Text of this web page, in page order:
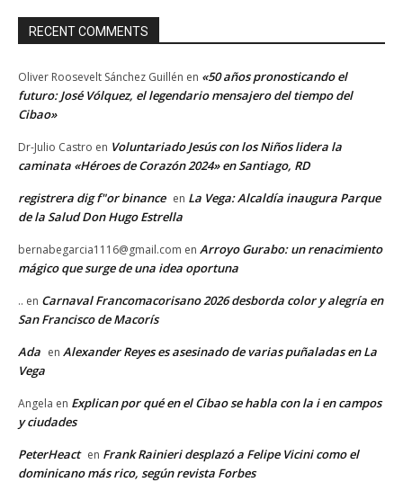
RECENT COMMENTS
Oliver Roosevelt Sánchez Guillén en «50 años pronosticando el
futuro: José Vólquez, el legendario mensajero del tiempo del
Cibao»
Dr-Julio Castro en Voluntariado Jesús con los Niños lidera la
caminata «Héroes de Corazón 2024» en Santiago, RD
registrera dig f"or binance en La Vega: Alcaldía inaugura Parque
de la Salud Don Hugo Estrella
bernabegarcia1116@gmail.com en Arroyo Gurabo: un renacimiento
mágico que surge de una idea oportuna
.. en Carnaval Francomacorisano 2026 desborda color y alegría en
San Francisco de Macorís
Ada en Alexander Reyes es asesinado de varias puñaladas en La
Vega
Angela en Explican por qué en el Cibao se habla con la i en campos
y ciudades
PeterHeact en Frank Rainieri desplazó a Felipe Vicini como el
dominicano más rico, según revista Forbes